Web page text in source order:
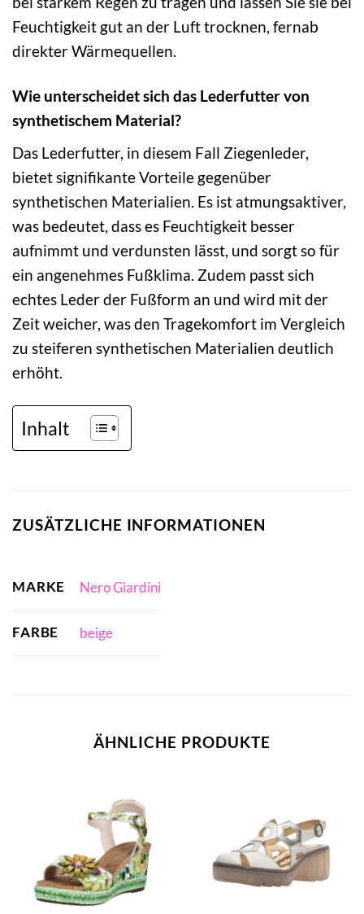
Feuchtigkeit gut an der Luft trocknen, fernab
direkter Wärmequellen.
Wie unterscheidet sich das Lederfutter von
synthetischem Material?
Das Lederfutter, in diesem Fall Ziegenleder,
bietet signifikante Vorteile gegenüber
synthetischen Materialien. Es ist atmungsaktiver,
was bedeutet, dass es Feuchtigkeit besser
aufnimmt und verdunsten lässt, und sorgt so für
ein angenehmes Fußklima. Zudem passt sich
echtes Leder der Fußform an und wird mit der
Zeit weicher, was den Tragekomfort im Vergleich
zu steiferen synthetischen Materialien deutlich
erhöht.
Inhalt
ZUSÄTZLICHE INFORMATIONEN
MARKE Nero Giardini
FARBE beige
ÄHNLICHE PRODUKTE